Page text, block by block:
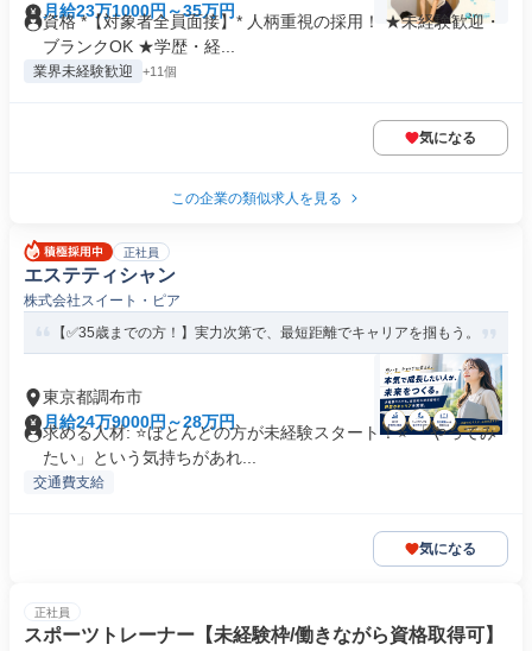
月給23万1000円～35万円
資格 *【対象者全員面接】* 人柄重視の採用！ ★未経験歓迎・
ブランクOK ★学歴・経...
業界未経験歓迎 +11個
気になる
この企業の類似求人を見る
正社員
エステティシャン
株式会社スイート・ピア
【✅35歳までの方！】実力次第で、最短距離でキャリアを掴もう。
東京都調布市
月給24万9000円～28万円
求める人材: ⭐ほとんどの方が未経験スタート！⭐ 「やってみ
たい」という気持ちがあれ...
交通費支給
気になる
正社員
スポーツトレーナー【未経験枠/働きながら資格取得可】